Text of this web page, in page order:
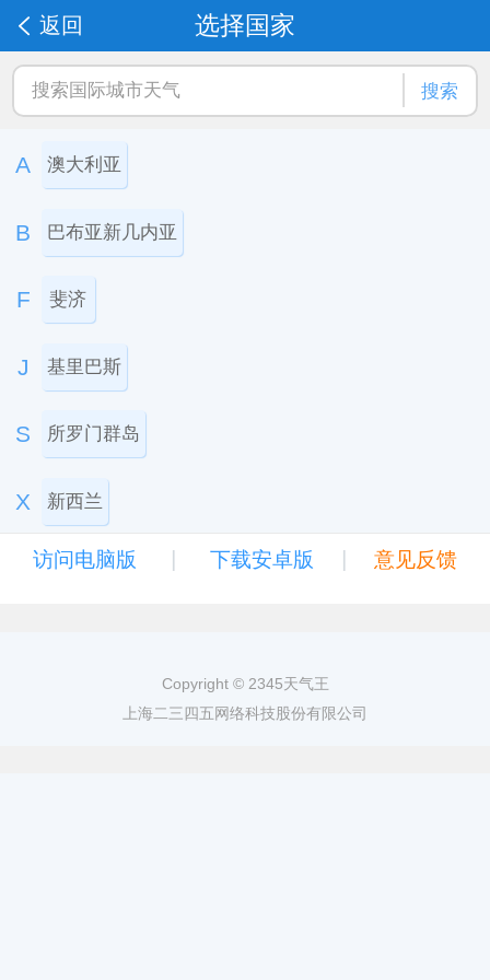
选择国家
返回
搜索
A 澳大利亚
B 巴布亚新几内亚
F 斐济
J 基里巴斯
S 所罗门群岛
X 新西兰
访问电脑版 | 下载安卓版 | 意见反馈
Copyright © 2345天气王
上海二三四五网络科技股份有限公司